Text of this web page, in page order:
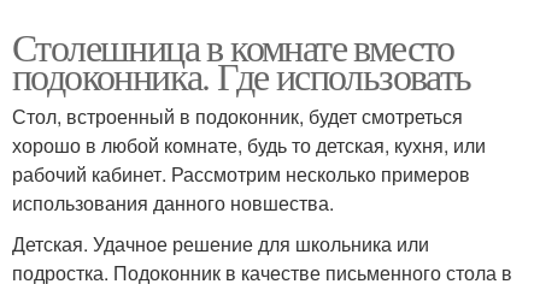
Столешница в комнате вместо
подоконника. Где использовать
Стол, встроенный в подоконник, будет смотреться
хорошо в любой комнате, будь то детская, кухня, или
рабочий кабинет. Рассмотрим несколько примеров
использования данного новшества.
Детская. Удачное решение для школьника или
подростка. Подоконник в качестве письменного стола в